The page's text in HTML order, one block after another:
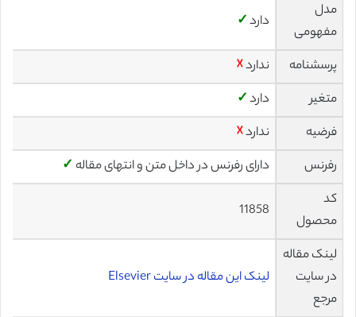
مدل
مفهومی
دارد✓
پرسشنامه ندارد☓
متغیر
دارد✓
فرضیه
ندارد☓
رفرنس
دارای رفرنس در داخل متن و انتهای مقاله ✓
کد
محصول
11858
لینک مقاله
در سایت
مرجع
لینک این مقاله در سایت Elsevier